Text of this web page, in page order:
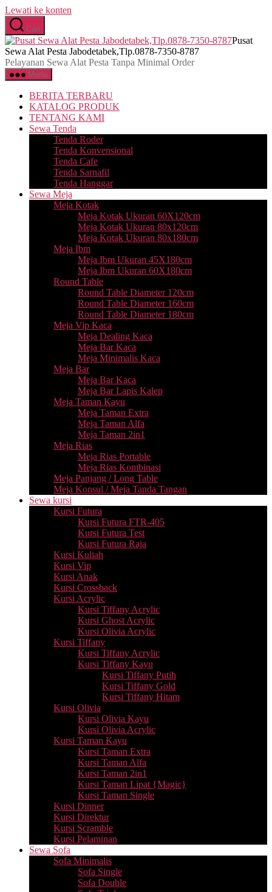
Lewati ke konten
Cari
Pusat
Sewa Alat Pesta Jabodetabek,Tlp.0878-7350-8787
Pelayanan Sewa Alat Pesta Tanpa Minimal Order
Menu
BERITA TERBARU
KATALOG PRODUK
TENTANG KAMI
Sewa Tenda
Tenda Roder
Tenda Konvensional
Tenda Cafe
Tenda Sarnafil
Tenda Hanggar
Sewa Meja
Meja Kotak
Meja Kotak Ukuran 60X120cm
Meja Kotak Ukuran 80x120cm
Meja Kotak Ukuran 80x180cm
Meja Ibm
Meja Ibm Ukuran 45X180cm
Meja Ibm Ukuran 60X180cm
Round Table
Round Table Diameter 120cm
Round Table Diameter 160cm
Round Table Diameter 180cm
Meja Vip Kaca
Meja Dealing Kaca
Meja Bar Kaca
Meja Minimalis Kaca
Meja Bar
Meja Bar Kaca
Meja Bar Lapis Kalep
Meja Taman Kayu
Meja Taman Extra
Meja Taman Alfa
Meja Taman 2in1
Meja Rias
Meja Rias Portable
Meja Rias Kombinasi
Meja Panjang / Long Table
Meja Konsul / Meja Tanda Tangan
Sewa kursi
Kursi Futura
Kursi Futura FTR-405
Kursi Futura Test
Kursi Futura Raja
Kursi Kuliah
Kursi Vip
Kursi Anak
Kursi Crossback
Kursi Acrylic
Kursi Tiffany Acrylic
Kursi Ghost Acrylic
Kursi Olivia Acrylic
Kursi Tiffany
Kursi Tiffany Acrylic
Kursi Tiffany Kayu
Kursi Tiffany Putih
Kursi Tiffany Gold
Kursi Tiffany Hitam
Kursi Olivia
Kursi Olivia Kayu
Kursi Olivia Acrylic
Kursi Taman Kayu
Kursi Taman Extra
Kursi Taman Alfa
Kursi Taman 2in1
Kursi Taman Lipat {Magic}
Kursi Taman Single
Kursi Dinner
Kursi Direktur
Kursi Scramble
Kursi Pelaminan
Sewa Sofa
Sofa Minimalis
Sofa Single
Sofa Double